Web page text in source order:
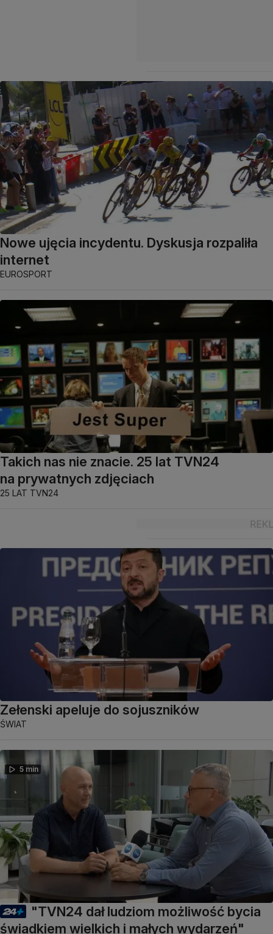
Nowe ujęcia incydentu. Dyskusja rozpaliła
internet
EUROSPORT
Takich nas nie znacie. 25 lat TVN24
na prywatnych zdjęciach
25 LAT TVN24
Zełenski apeluje do sojuszników
ŚWIAT
5 min
"TVN24 dał ludziom możliwość bycia
świadkiem wielkich i małych wydarzeń"